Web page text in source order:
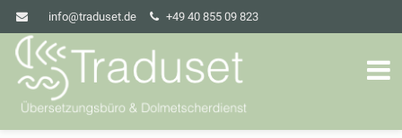
info@traduset.de +49 40 855 09 823